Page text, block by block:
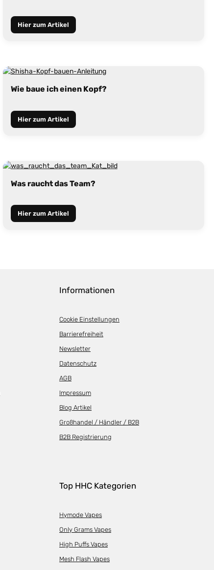
Hier zum Artikel
Wie baue ich einen Kopf?
Hier zum Artikel
Was raucht das Team?
Hier zum Artikel
Informationen
Cookie Einstellungen
Barrierefreiheit
Newsletter
Datenschutz
AGB
Impressum
Blog Artikel
Großhandel / Händler / B2B
B2B Registrierung
Top HHC Kategorien
Hymode Vapes
Only Grams Vapes
High Puffs Vapes
Mesh Flash Vapes